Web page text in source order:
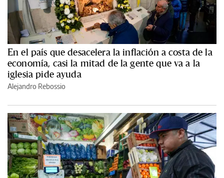
En el país que desacelera la inflación a costa de la
economía, casi la mitad de la gente que va a la
iglesia pide ayuda
Alejandro Rebossio